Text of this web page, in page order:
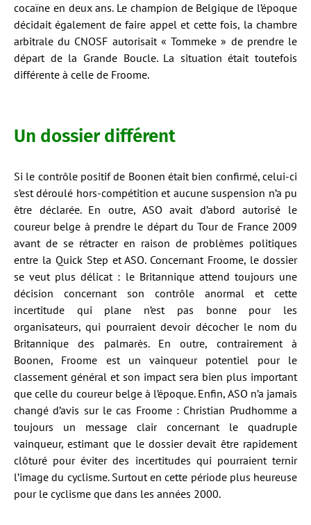
cocaïne en deux ans. Le champion de Belgique de l’époque
décidait également de faire appel et cette fois, la chambre
arbitrale du CNOSF autorisait « Tommeke » de prendre le
départ de la Grande Boucle. La situation était toutefois
différente à celle de Froome.
Un dossier différent
Si le contrôle positif de Boonen était bien confirmé, celui-ci
s’est déroulé hors-compétition et aucune suspension n’a pu
être déclarée. En outre, ASO avait d’abord autorisé le
coureur belge à prendre le départ du Tour de France 2009
avant de se rétracter en raison de problèmes politiques
entre la Quick Step et ASO. Concernant Froome, le dossier
se veut plus délicat : le Britannique attend toujours une
décision concernant son contrôle anormal et cette
incertitude qui plane n’est pas bonne pour les
organisateurs, qui pourraient devoir décocher le nom du
Britannique des palmarès. En outre, contrairement à
Boonen, Froome est un vainqueur potentiel pour le
classement général et son impact sera bien plus important
que celle du coureur belge à l’époque. Enfin, ASO n’a jamais
changé d’avis sur le cas Froome : Christian Prudhomme a
toujours un message clair concernant le quadruple
vainqueur, estimant que le dossier devait être rapidement
clôturé pour éviter des incertitudes qui pourraient ternir
l’image du cyclisme. Surtout en cette période plus heureuse
pour le cyclisme que dans les années 2000.